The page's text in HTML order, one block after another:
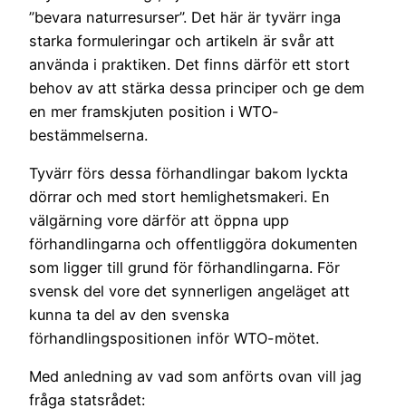
”bevara naturresurser”. Det här är tyvärr inga
starka formuleringar och artikeln är svår att
använda i praktiken. Det finns därför ett stort
behov av att stärka dessa principer och ge dem
en mer framskjuten position i WTO-
bestämmelserna.
Tyvärr förs dessa förhandlingar bakom lyckta
dörrar och med stort hemlighetsmakeri. En
välgärning vore därför att öppna upp
förhandlingarna och offentliggöra dokumenten
som ligger till grund för förhandlingarna. För
svensk del vore det synnerligen angeläget att
kunna ta del av den svenska
förhandlingspositionen inför WTO-mötet.
Med anledning av vad som anförts ovan vill jag
fråga statsrådet: